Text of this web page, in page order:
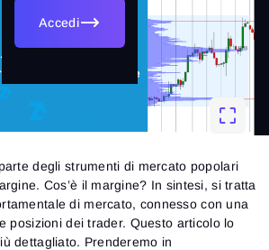
Accedi
degli strumenti di mercato popolari
Cos’è il margine? In sintesi, si tratta
di mercato, connesso con una
posizioni dei trader. Questo articolo lo
dettagliato. Prenderemo in